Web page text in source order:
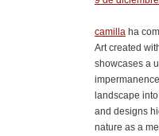
camilla ha
Art created
showcases a
landscape
and designs
nature as a